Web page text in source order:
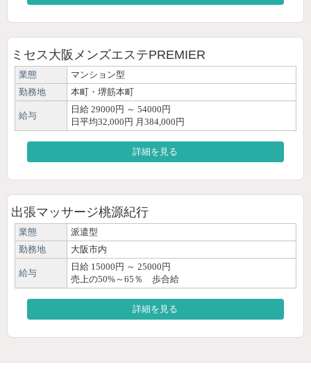
ミセス大阪メンズエステPREMIER
業態
マンション型
勤務地
本町・堺筋本町
給与
日給 29000円 ～ 54000円
日平均32,000円 月384,000円
詳細を見る
出張マッサージ桃源紀行
業態
派遣型
勤務地
大阪市内
給与
日給 15000円 ～ 25000円
売上の50%～65％ 歩合給
詳細を見る